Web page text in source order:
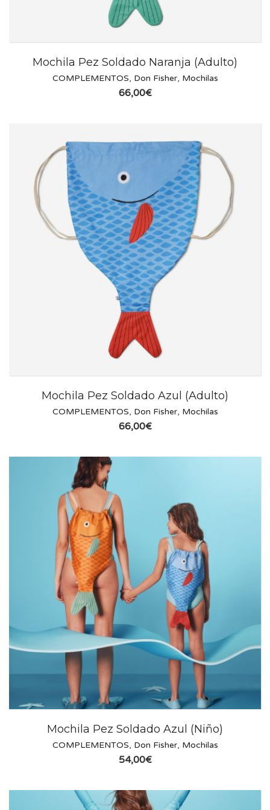
Mochila Pez Soldado Naranja (Adulto)
COMPLEMENTOS, Don Fisher, Mochilas
66,00€
Mochila Pez Soldado Azul (Adulto)
COMPLEMENTOS, Don Fisher, Mochilas
66,00€
Mochila Pez Soldado Azul (Niño)
COMPLEMENTOS, Don Fisher, Mochilas
54,00€